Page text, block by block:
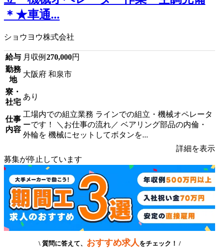
＊★車通...
ショウヨウ株式会社
給与 月収例 270,000円
勤務
地
大阪府 和泉市
寮・
社宅
あり
仕事
内容
工場内での組立業務 ラインでの組立・機械オペレータ
ーです！ ＼お仕事の流れ／ ベアリング部品の内倫・
外輪を 機械にセットしてボタンを...
詳細を表示
募集が停止しています
\ 質問に答えて、 おすすめ求人 をチェック！ /